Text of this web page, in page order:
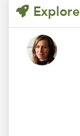
Explore